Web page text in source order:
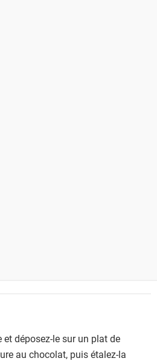
déposez-le sur un plat de
au chocolat, puis étalez-la